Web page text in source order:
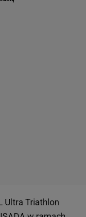
Ultra Triathlon